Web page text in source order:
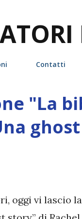
Contatti
"La
oggi vi lascio